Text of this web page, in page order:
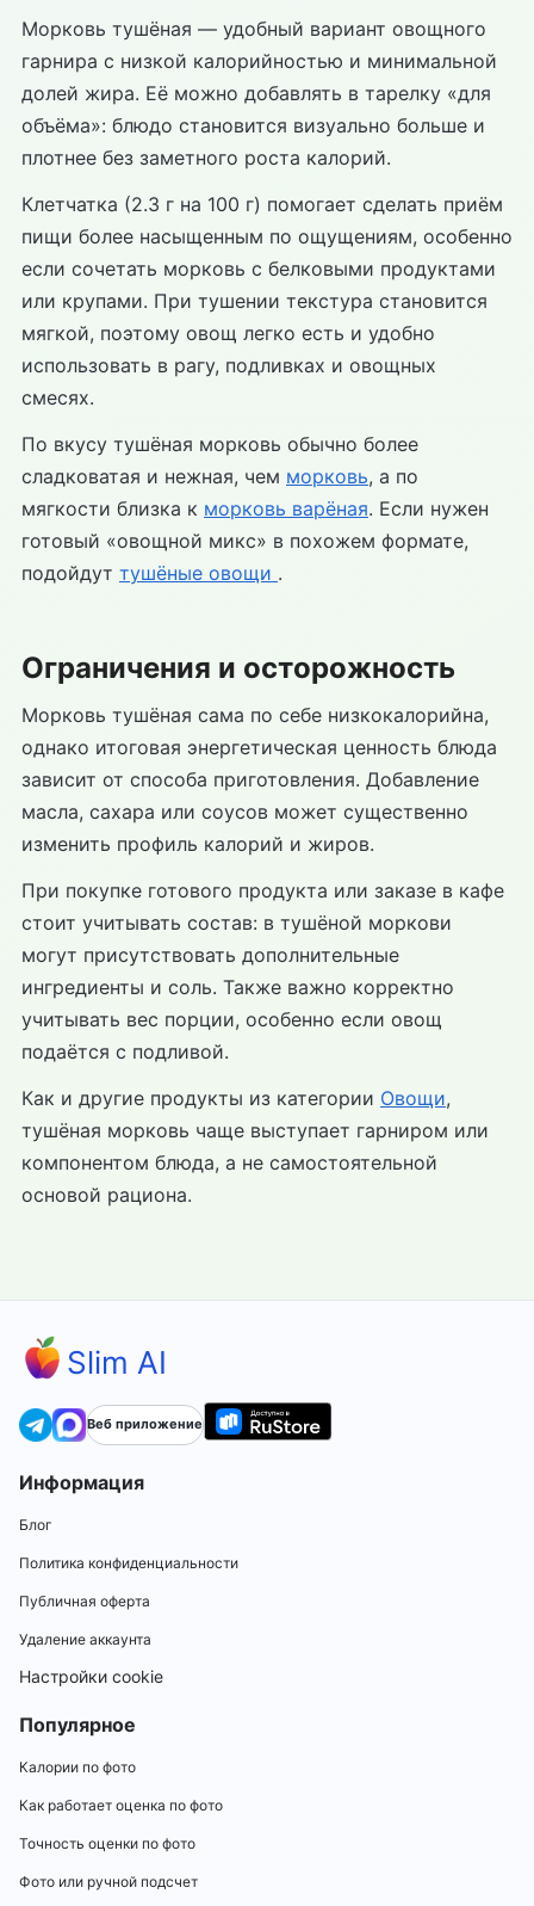
Морковь тушёная — удобный вариант овощного
гарнира с низкой калорийностью и минимальной
долей жира. Её можно добавлять в тарелку «для
объёма»: блюдо становится визуально больше и
плотнее без заметного роста калорий.
Клетчатка (2.3 г на 100 г) помогает сделать приём
пищи более насыщенным по ощущениям, особенно
если сочетать морковь с белковыми продуктами
или крупами. При тушении текстура становится
мягкой, поэтому овощ легко есть и удобно
использовать в рагу, подливках и овощных
смесях.
По вкусу тушёная морковь обычно более
сладковатая и нежная, чем морковь, а по
мягкости близка к морковь варёная. Если нужен
готовый «овощной микс» в похожем формате,
подойдут тушёные овощи .
Ограничения и осторожность
Морковь тушёная сама по себе низкокалорийна,
однако итоговая энергетическая ценность блюда
зависит от способа приготовления. Добавление
масла, сахара или соусов может существенно
изменить профиль калорий и жиров.
При покупке готового продукта или заказе в кафе
стоит учитывать состав: в тушёной моркови
могут присутствовать дополнительные
ингредиенты и соль. Также важно корректно
учитывать вес порции, особенно если овощ
подаётся с подливой.
Как и другие продукты из категории Овощи,
тушёная морковь чаще выступает гарниром или
компонентом блюда, а не самостоятельной
основой рациона.
Slim AI
Веб приложение
Информация
Блог
Политика конфиденциальности
Публичная оферта
Удаление аккаунта
Настройки cookie
Популярное
Калории по фото
Как работает оценка по фото
Точность оценки по фото
Фото или ручной подсчет